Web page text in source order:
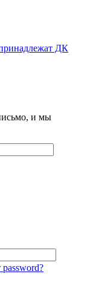
ДК
и мы